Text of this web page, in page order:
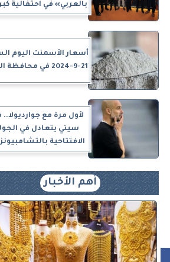
بالعربي» في احتفالية
أسعار الأسمنت اليوم
21-9-2024 في محافظة المنيا
لأول مرة مع جوارديولا..
سيتي يتعادل في
الافتتاحية
أهم الأخبار